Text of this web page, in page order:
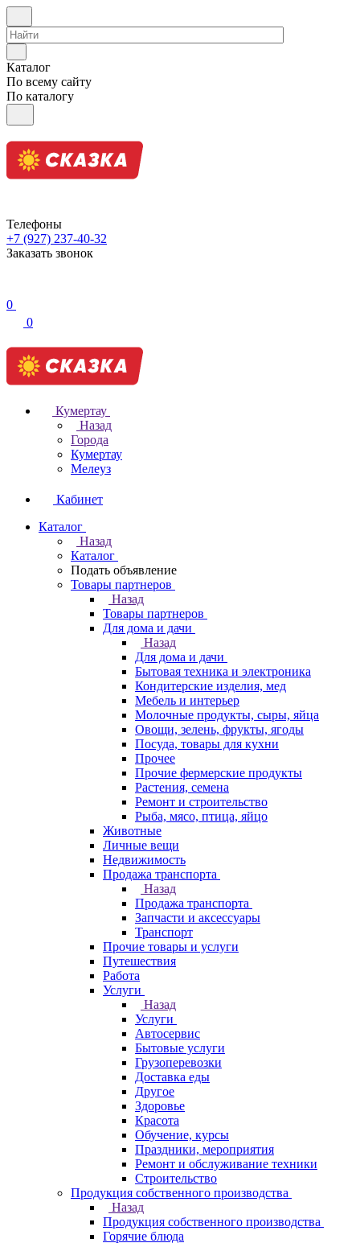
Каталог
По всему сайту
По каталогу
Телефоны
+7 (927) 237-40-32
Заказать звонок
0
0
Кумертау
Назад
Города
Кумертау
Мелеуз
Кабинет
Каталог
Назад
Каталог
Подать объявление
Товары партнеров
Назад
Товары партнеров
Для дома и дачи
Назад
Для дома и дачи
Бытовая техника и электроника
Кондитерские изделия, мед
Мебель и интерьер
Молочные продукты, сыры, яйца
Овощи, зелень, фрукты, ягоды
Посуда, товары для кухни
Прочее
Прочие фермерские продукты
Растения, семена
Ремонт и строительство
Рыба, мясо, птица, яйцо
Животные
Личные вещи
Недвижимость
Продажа транспорта
Назад
Продажа транспорта
Запчасти и аксессуары
Транспорт
Прочие товары и услуги
Путешествия
Работа
Услуги
Назад
Услуги
Автосервис
Бытовые услуги
Грузоперевозки
Доставка еды
Другое
Здоровье
Красота
Обучение, курсы
Праздники, мероприятия
Ремонт и обслуживание техники
Строительство
Продукция собственного производства
Назад
Продукция собственного производства
Горячие блюда